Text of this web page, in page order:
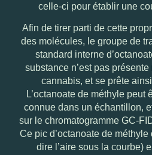
celle-ci pour établir une
Afin de tirer parti de cette
des molécules, le groupe de
standard interne
substance n’est pas
cannabis, et se prête
L’octanoate de méthyle peut
connue dans un échantillon,
sur le chromatogramme GC-
Ce pic d’octanoate de méthyle
dire l’aire sous la courbe)